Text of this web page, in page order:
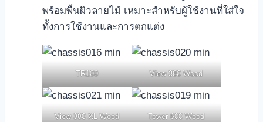
พร้อมพื้นผิวลายไม้ เหมาะสำหรับผู้ใช้งานที่ใส่ใจ
ทั้งการใช้งานและการตกแต่ง
TR100 View 380 Wood
View 380 XL Wood Tower 600 Wood